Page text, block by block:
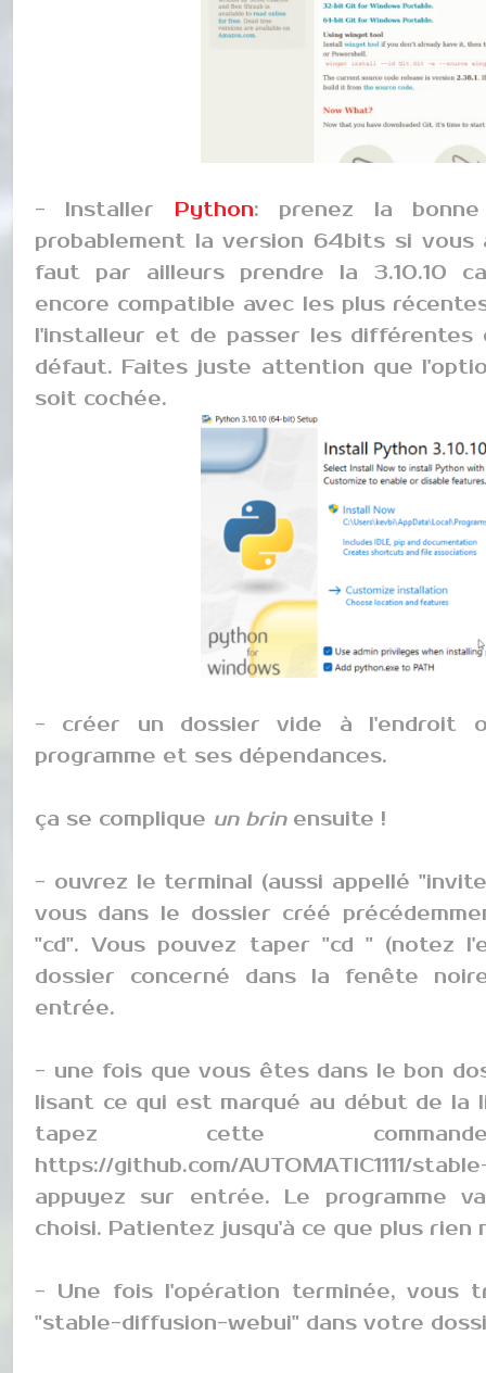
- Installer Python: prenez la
probablement la version 64bits si vous
faut par ailleurs prendre la 3.10.10 car
encore compatible avec les plus
l'installeur et de passer les différentes
défaut. Faites juste attention que
soit cochée.
- créer un dossier vide à l'endroit
programme et ses dépendances.
ça se complique un brinensuite !
- ouvrez le terminal (aussi appellé
vous dans le dossier créé
"cd". Vous pouvez taper "cd " (notez
dossier concerné dans la fenête
entrée.
- une fois que vous êtes dans le bon
lisant ce qui est marqué au début de la
tapez cette
https://github.com/AUTOMATIC1111/
appuyez sur entrée. Le programme
choisi. Patientez jusqu'à ce que plus rien
- Une fois l'opération terminée, vous
"stable-diffusion-webui" dans votre